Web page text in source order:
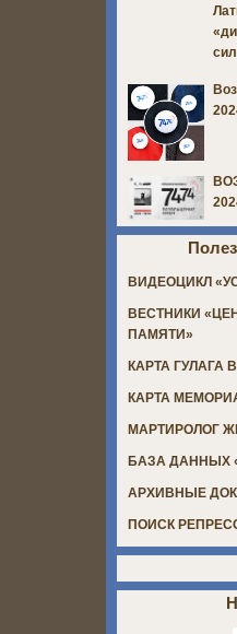
ВИДЕОЦИКЛ
ВЕСТНИКИ
ПАМЯТИ»
КАРТА ГУЛАГА
КАРТА
МАРТИРОЛОГ
БАЗА ДАННЫХ
АРХИВНЫЕ
ПОИСК